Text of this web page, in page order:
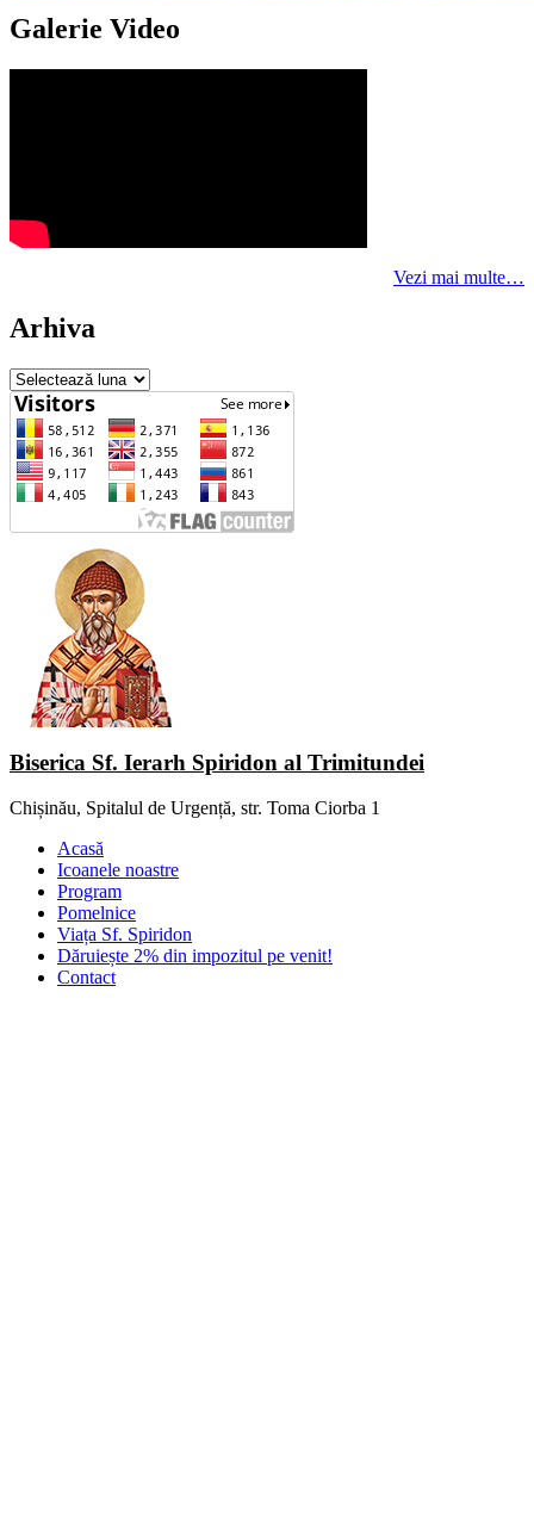
Galerie Video
Vezi mai multe…
Arhiva
Arhiva
Biserica Sf. Ierarh Spiridon al Trimitundei
Chișinău, Spitalul de Urgență, str. Toma Ciorba 1
Acasă
Icoanele noastre
Program
Pomelnice
Viața Sf. Spiridon
Dăruiește 2% din impozitul pe venit!
Contact